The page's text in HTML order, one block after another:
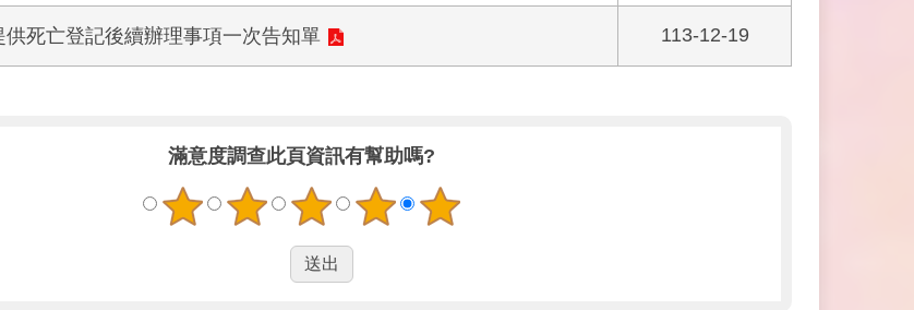
供死亡登記後續辦理事項一次告知單 113-12-19
滿意度調查此頁資訊有幫助嗎?